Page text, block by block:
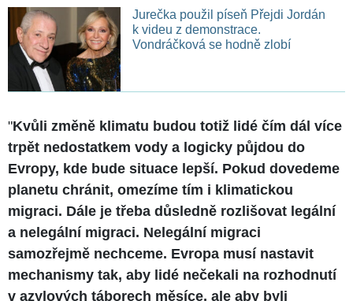
Jurečka použil píseň Přejdi Jordán
k videu z demonstrace.
Vondráčková se hodně zlobí
"Kvůli změně klimatu budou totiž lidé čím dál více
trpět nedostatkem vody a logicky půjdou do
Evropy, kde bude situace lepší. Pokud dovedeme
planetu chránit, omezíme tím i klimatickou
migraci. Dále je třeba důsledně rozlišovat legální
a nelegální migraci. Nelegální migraci
samozřejmě nechceme. Evropa musí nastavit
mechanismy tak, aby lidé nečekali na rozhodnutí
v azylových táborech měsíce, ale aby byli